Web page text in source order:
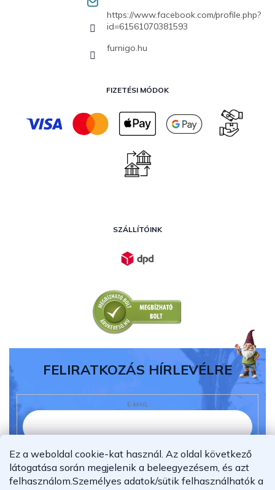
Ez a weboldal cookie-kat használ. Az oldal következő
látogatása során megjelenik a beleegyezésem, és azt
felhasználom.Személyes adatok/sütik felhasználhatók a
https://www.facebook.com/profile.php?
id=61561070381593
furnigo.hu
FIZETÉSI MÓDOK
SZÁLLÍTÓINK
FELIRATKOZÁS HÍRLEVÉLRE
E-MAIL
Elolvastam és megértettem azadatvédelmi
nyilatkozatot.